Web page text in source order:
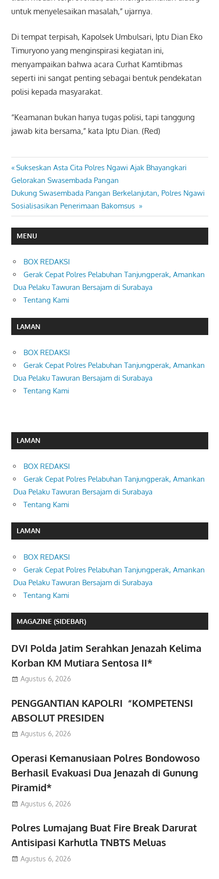
untuk menyelesaikan masalah,” ujarnya.
Di tempat terpisah, Kapolsek Umbulsari, Iptu Dian Eko
Timuryono yang menginspirasi kegiatan ini,
menyampaikan bahwa acara Curhat Kamtibmas
seperti ini sangat penting sebagai bentuk pendekatan
polisi kepada masyarakat.
“Keamanan bukan hanya tugas polisi, tapi tanggung
jawab kita bersama,” kata Iptu Dian. (Red)
Navigasi
pos
Previous
Post:
Sukseskan Asta Cita Polres Ngawi Ajak Bhayangkari
Gelorakan Swasembada Pangan
Next
Post:
Dukung Swasembada Pangan Berkelanjutan, Polres Ngawi
Sosialisasikan Penerimaan Bakomsus
MENU
BOX REDAKSI
Gerak Cepat Polres Pelabuhan Tanjungperak, Amankan
Dua Pelaku Tawuran Bersajam di Surabaya
Tentang Kami
LAMAN
BOX REDAKSI
Gerak Cepat Polres Pelabuhan Tanjungperak, Amankan
Dua Pelaku Tawuran Bersajam di Surabaya
Tentang Kami
LAMAN
BOX REDAKSI
Gerak Cepat Polres Pelabuhan Tanjungperak, Amankan
Dua Pelaku Tawuran Bersajam di Surabaya
Tentang Kami
LAMAN
BOX REDAKSI
Gerak Cepat Polres Pelabuhan Tanjungperak, Amankan
Dua Pelaku Tawuran Bersajam di Surabaya
Tentang Kami
MAGAZINE (SIDEBAR)
DVI Polda Jatim Serahkan Jenazah Kelima
Korban KM Mutiara Sentosa II*
Agustus 6, 2026
PENGGANTIAN KAPOLRI “KOMPETENSI
ABSOLUT PRESIDEN
Agustus 6, 2026
Operasi Kemanusiaan Polres Bondowoso
Berhasil Evakuasi Dua Jenazah di Gunung
Piramid*
Agustus 6, 2026
Polres Lumajang Buat Fire Break Darurat
Antisipasi Karhutla TNBTS Meluas
Agustus 6, 2026